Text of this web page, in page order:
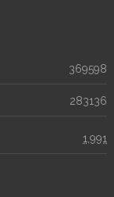
369598
283136
1,991